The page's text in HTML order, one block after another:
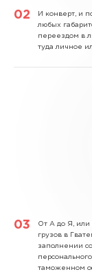
И конверт, и
любых
переездом в
туда личное
От А до Я, или
грузов в
заполнении
таможенном